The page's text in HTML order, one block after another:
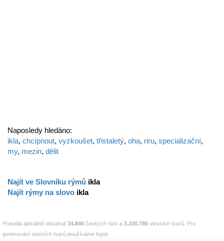
Naposledy hledáno:
ikla, chcípnout, vyzkoušet, třistaletý, oha, riru, specializační,
my, mezin, dělit
Najít ve Slovníku rýmů ikla
Najít rýmy na slovo ikla
Pravidla aktuálně obsahují 34.846 českých slov a 3.230.785 slovních tvarů. Pro
generování slovních tvarů používáme Ispel.